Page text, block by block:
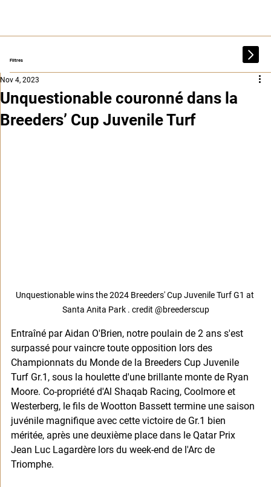
Filtres
Unquestionable couronné dans la
Breeders’ Cup Juvenile Turf
Nov 4, 2023
Unquestionable wins the 2024 Breeders' Cup Juvenile Turf G1 at
Santa Anita Park . credit @breederscup
Entraîné par Aidan O'Brien, notre poulain de 2 ans s'est
surpassé pour vaincre toute opposition lors des
Championnats du Monde de la Breeders Cup Juvenile
Turf Gr.1, sous la houlette d'une brillante monte de Ryan
Moore. Co-propriété d'Al Shaqab Racing, Coolmore et
Westerberg, le fils de Wootton Bassett termine une saison
juvénile magnifique avec cette victoire de Gr.1 bien
méritée, après une deuxième place dans le Qatar Prix
Jean Luc Lagardère lors du week-end de l'Arc de
Triomphe.